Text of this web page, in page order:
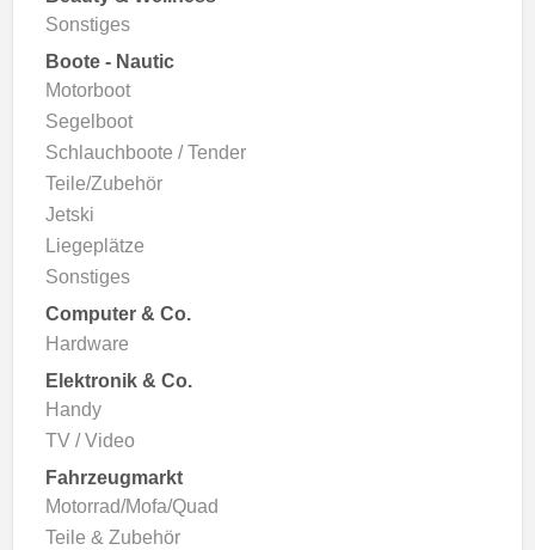
Sonstiges
Boote - Nautic
Motorboot
Segelboot
Schlauchboote / Tender
Teile/Zubehör
Jetski
Liegeplätze
Sonstiges
Computer & Co.
Hardware
Elektronik & Co.
Handy
TV / Video
Fahrzeugmarkt
Motorrad/Mofa/Quad
Teile & Zubehör